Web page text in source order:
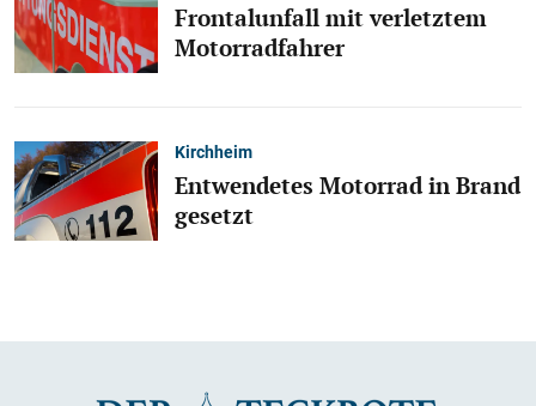
Frontalunfall mit verletztem
Motorradfahrer
Kirchheim
Entwendetes Motorrad in Brand
gesetzt